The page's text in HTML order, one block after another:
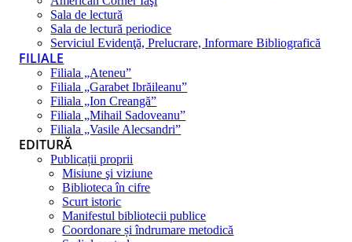
Sala de lectură
Sala de lectură periodice
Serviciul Evidenţă, Prelucrare, Informare Bibliografică
FILIALE
Filiala „Ateneu”
Filiala „Garabet Ibrăileanu”
Filiala „Ion Creangă”
Filiala „Mihail Sadoveanu”
Filiala „Vasile Alecsandri”
EDITURĂ
Publicații proprii
Misiune şi viziune
Biblioteca în cifre
Scurt istoric
Manifestul bibliotecii publice
Coordonare și îndrumare metodică